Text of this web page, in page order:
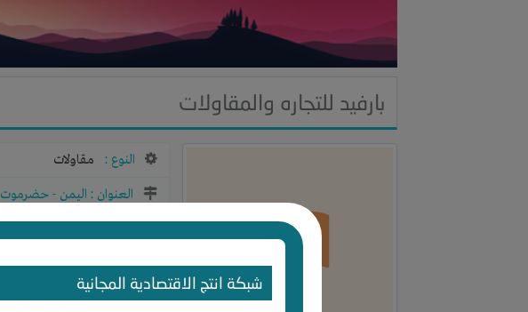
شبكة انتج الاقتصادية المجانية
بارفيد للتجاره والمقاولات
النوع :
مقاولات
العنوان : اليمن -حضرموت
عدد الزيارات للصفحة : 840
آخر نشاط : منذ 13 سنوات